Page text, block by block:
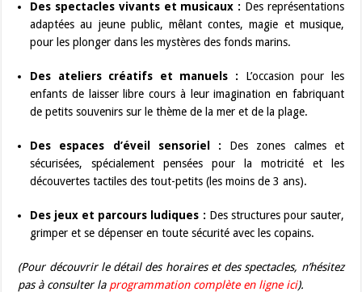
Des spectacles vivants et musicaux : Des représentations
adaptées au jeune public, mêlant contes, magie et musique,
pour les plonger dans les mystères des fonds marins.
Des ateliers créatifs et manuels : L’occasion pour les
enfants de laisser libre cours à leur imagination en fabriquant
de petits souvenirs sur le thème de la mer et de la plage.
Des espaces d’éveil sensoriel : Des zones calmes et
sécurisées, spécialement pensées pour la motricité et les
découvertes tactiles des tout-petits (les moins de 3 ans).
Des jeux et parcours ludiques : Des structures pour sauter,
grimper et se dépenser en toute sécurité avec les copains.
(Pour découvrir le détail des horaires et des spectacles, n’hésitez
pas à consulter la programmation complète en ligne ici).